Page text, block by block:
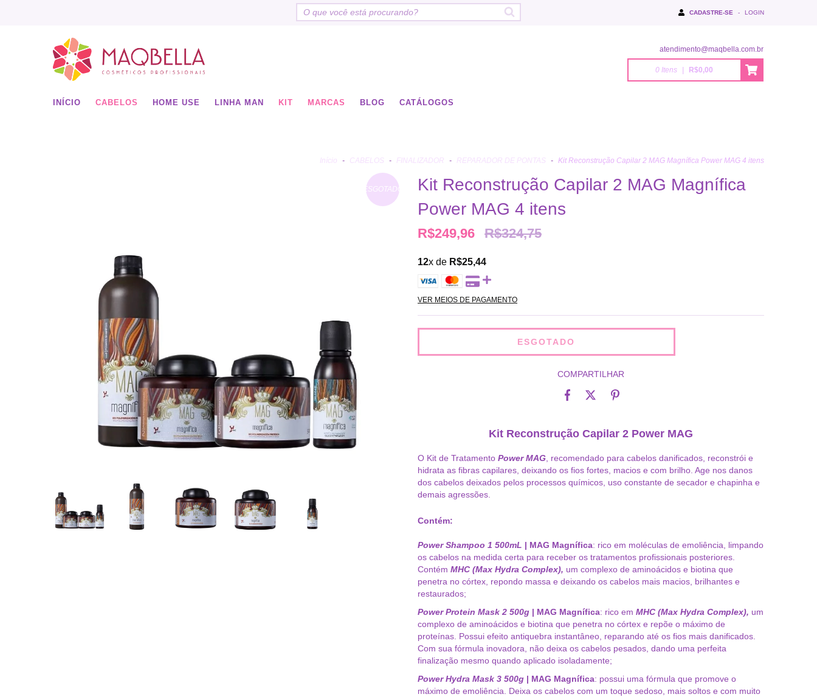
CADASTRE-SE - LOGIN
atendimento@maqbella.com.br
0Itens R$0,00
INÍCIO CABELOS HOME USE LINHA MAN KIT MARCAS BLOG CATÁLOGOS
Início - CABELOS - FINALIZADOR - REPARADOR DE PONTAS - Kit Reconstrução Capilar 2 MAG Magnífica Power MAG 4 itens
ESGOTADO
Kit Reconstrução Capilar 2 MAG Magnífica
Power MAG 4 itens
R$249,96 R$324,75
12x de R$25,44
VER MEIOS DE PAGAMENTO
COMPARTILHAR
Kit Reconstrução Capilar 2 Power MAG
O Kit de Tratamento Power MAG , recomendado para cabelos danificados, reconstrói e
hidrata as fibras capilares, deixando os fios fortes, macios e com brilho. Age nos danos
dos cabelos deixados pelos processos químicos, uso constante de secador e chapinha e
demais agressões.
Contém:
Power Shampoo 1 500mL | MAG Magnífica: rico em moléculas de emoliência, limpando
os cabelos na medida certa para receber os tratamentos profissionais posteriores.
Contém MHC (Max Hydra Complex), um complexo de aminoácidos e biotina que
penetra no córtex, repondo massa e deixando os cabelos mais macios, brilhantes e
restaurados;
Power Protein Mask 2 500g | MAG Magnífica: rico em MHC (Max Hydra Complex), um
complexo de aminoácidos e biotina que penetra no córtex e repõe o máximo de
proteínas. Possui efeito antiquebra instantâneo, reparando até os fios mais danificados.
Com sua fórmula inovadora, não deixa os cabelos pesados, dando uma perfeita
finalização mesmo quando aplicado isoladamente;
Power Hydra Mask 3 500g | MAG Magnífica: possui uma fórmula que promove o
máximo de emoliência. Deixa os cabelos com um toque sedoso, mais soltos e com muito